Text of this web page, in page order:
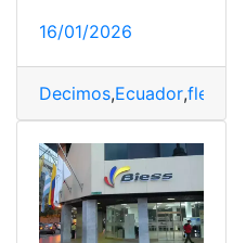
16/01/2026
Decimos,Ecuador,flexibles